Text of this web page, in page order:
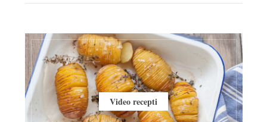
Video recepti